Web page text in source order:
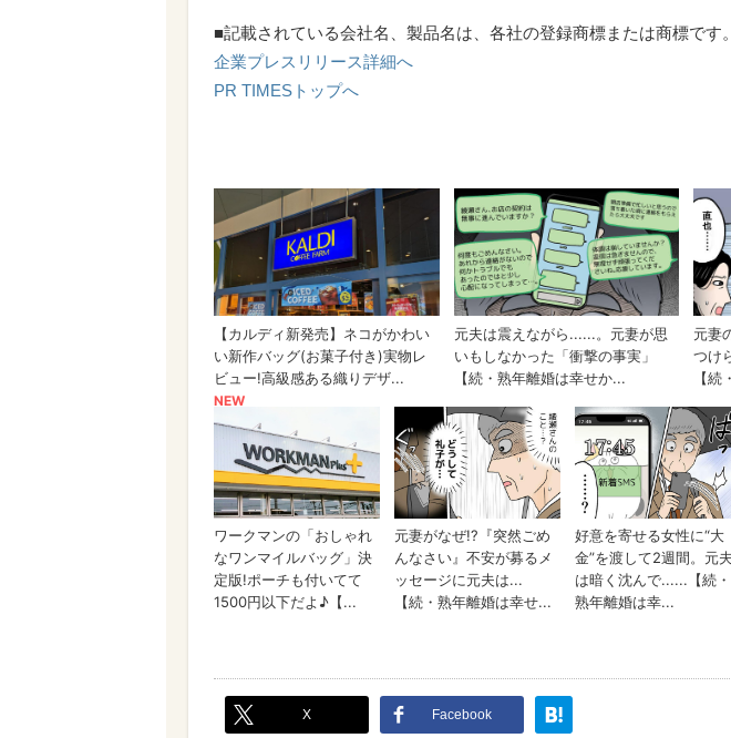
■記載されている会社名、製品名は、各社の登録商標または商標です。
企業プレスリリース詳細へ
PR TIMESトップへ
X Facebook